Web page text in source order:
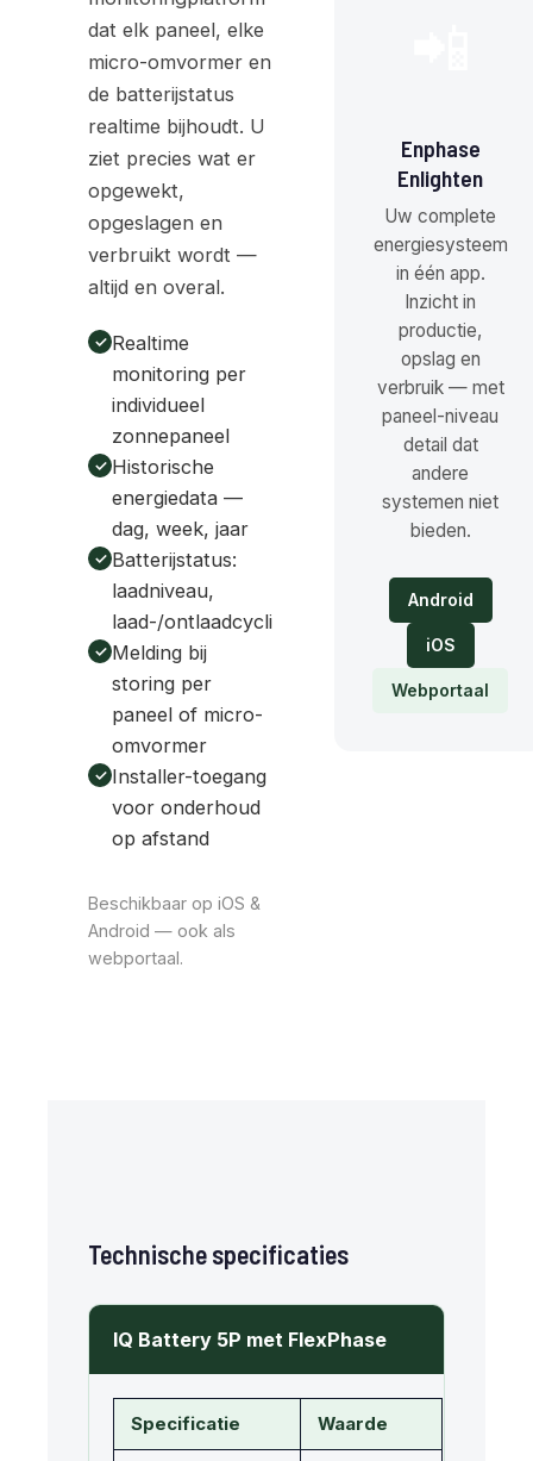
dat elk paneel, elke
micro-omvormer en
de batterijstatus
realtime bijhoudt. U
ziet precies wat er
opgewekt,
opgeslagen en
verbruikt wordt —
altijd en overal.
Realtime
monitoring per
individueel
zonnepaneel
Historische
energiedata —
dag, week, jaar
Batterijstatus:
laadniveau,
laad-/ontlaadcycli
Melding bij
storing per
paneel of micro-
omvormer
Installer-toegang
voor onderhoud
op afstand
Beschikbaar op iOS &
Android — ook als
webportaal.
Enphase
Enlighten
Uw complete
energiesysteem
in één app.
Inzicht in
productie,
opslag en
verbruik — met
paneel-niveau
detail dat
andere
systemen niet
bieden.
Android
iOS
Webportaal
Technische specificaties
IQ Battery 5P met FlexPhase
Specificatie Waarde